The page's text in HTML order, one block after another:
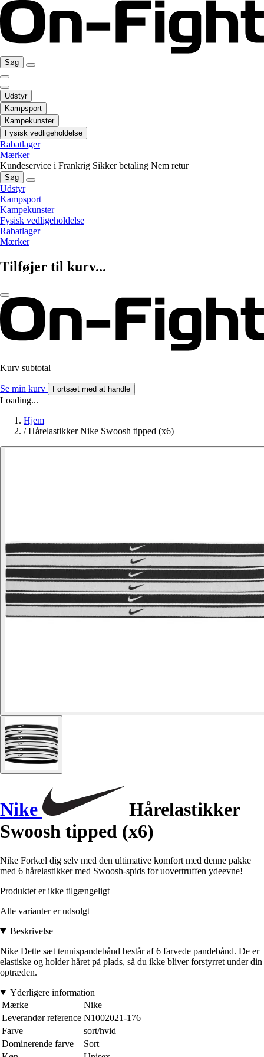
Søg
Udstyr
Kampsport
Kampekunster
Fysisk vedligeholdelse
Rabatlager
Mærker
Kundeservice i Frankrig Sikker betaling Nem retur
Søg
Udstyr
Kampsport
Kampekunster
Fysisk vedligeholdelse
Rabatlager
Mærker
Tilføjer til kurv...
Kurv subtotal
Se min kurv Fortsæt med at handle
Loading...
Hjem
/ Hårelastikker Nike Swoosh tipped (x6)
Nike
Hårelastikker
Swoosh tipped (x6)
Nike Forkæl dig selv med den ultimative komfort med denne pakke
med 6 hårelastikker med Swoosh-spids for uovertruffen ydeevne!
Produktet er ikke tilgængeligt
Alle varianter er udsolgt
Beskrivelse
Nike Dette sæt tennispandebånd består af 6 farvede pandebånd. De er
elastiske og holder håret på plads, så du ikke bliver forstyrret under din
optræden.
Yderligere information
Mærke
Nike
Leverandør reference N1002021-176
Farve
sort/hvid
Dominerende farve
Sort